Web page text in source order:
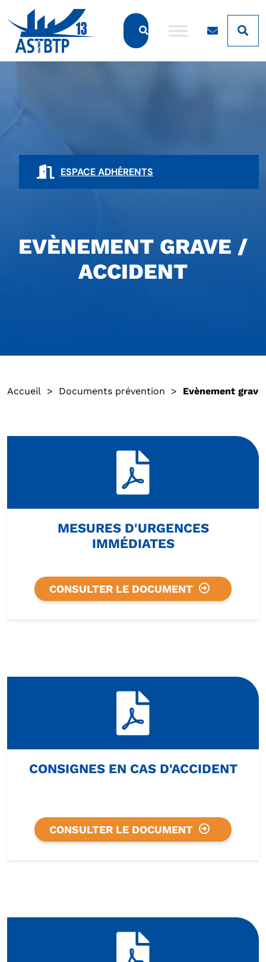
ESPACE ADHÉRENTS
EVÈNEMENT GRAVE /
ACCIDENT
Accueil > Documents prévention > Evènement
MESURES D'URGENCES
IMMÉDIATES
CONSULTER LE DOCUMENT
CONSIGNES EN CAS D'ACCIDENT
CONSULTER LE DOCUMENT
Panneau de gestion des cookies